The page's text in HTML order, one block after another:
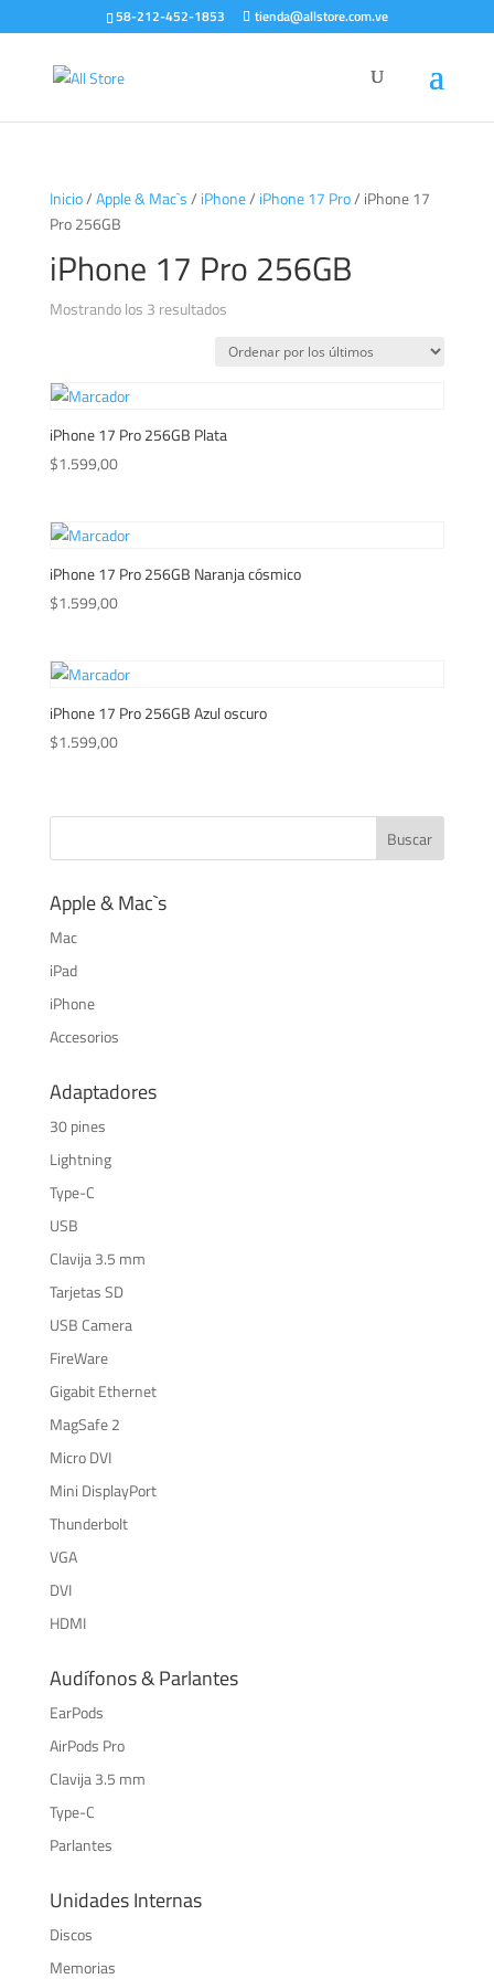
58-212-452-1853 tienda@allstore.com.ve
Inicio/Apple & Mac`s/ iPhone/ iPhone 17 Pro/ iPhone 17
Pro 256GB
iPhone 17 Pro 256GB
Mostrando los 3 resultadosOrdenado
los
iPhone 17 Pro 256GB Plata
$1.599,00
iPhone 17 Pro 256GB Naranja cósmico
$1.599,00
iPhone 17 Pro 256GB Azul oscuro
$1.599,00
Apple & Mac`s
Mac
iPad
iPhone
Accesorios
Adaptadores
30 pines
Lightning
Type-C
USB
Clavija 3.5 mm
Tarjetas SD
USB Camera
FireWare
Gigabit Ethernet
MagSafe 2
Micro DVI
Mini DisplayPort
Thunderbolt
VGA
DVI
HDMI
Audífonos & Parlantes
EarPods
AirPods Pro
Clavija 3.5 mm
Type-C
Parlantes
Unidades Internas
Discos
Memorias